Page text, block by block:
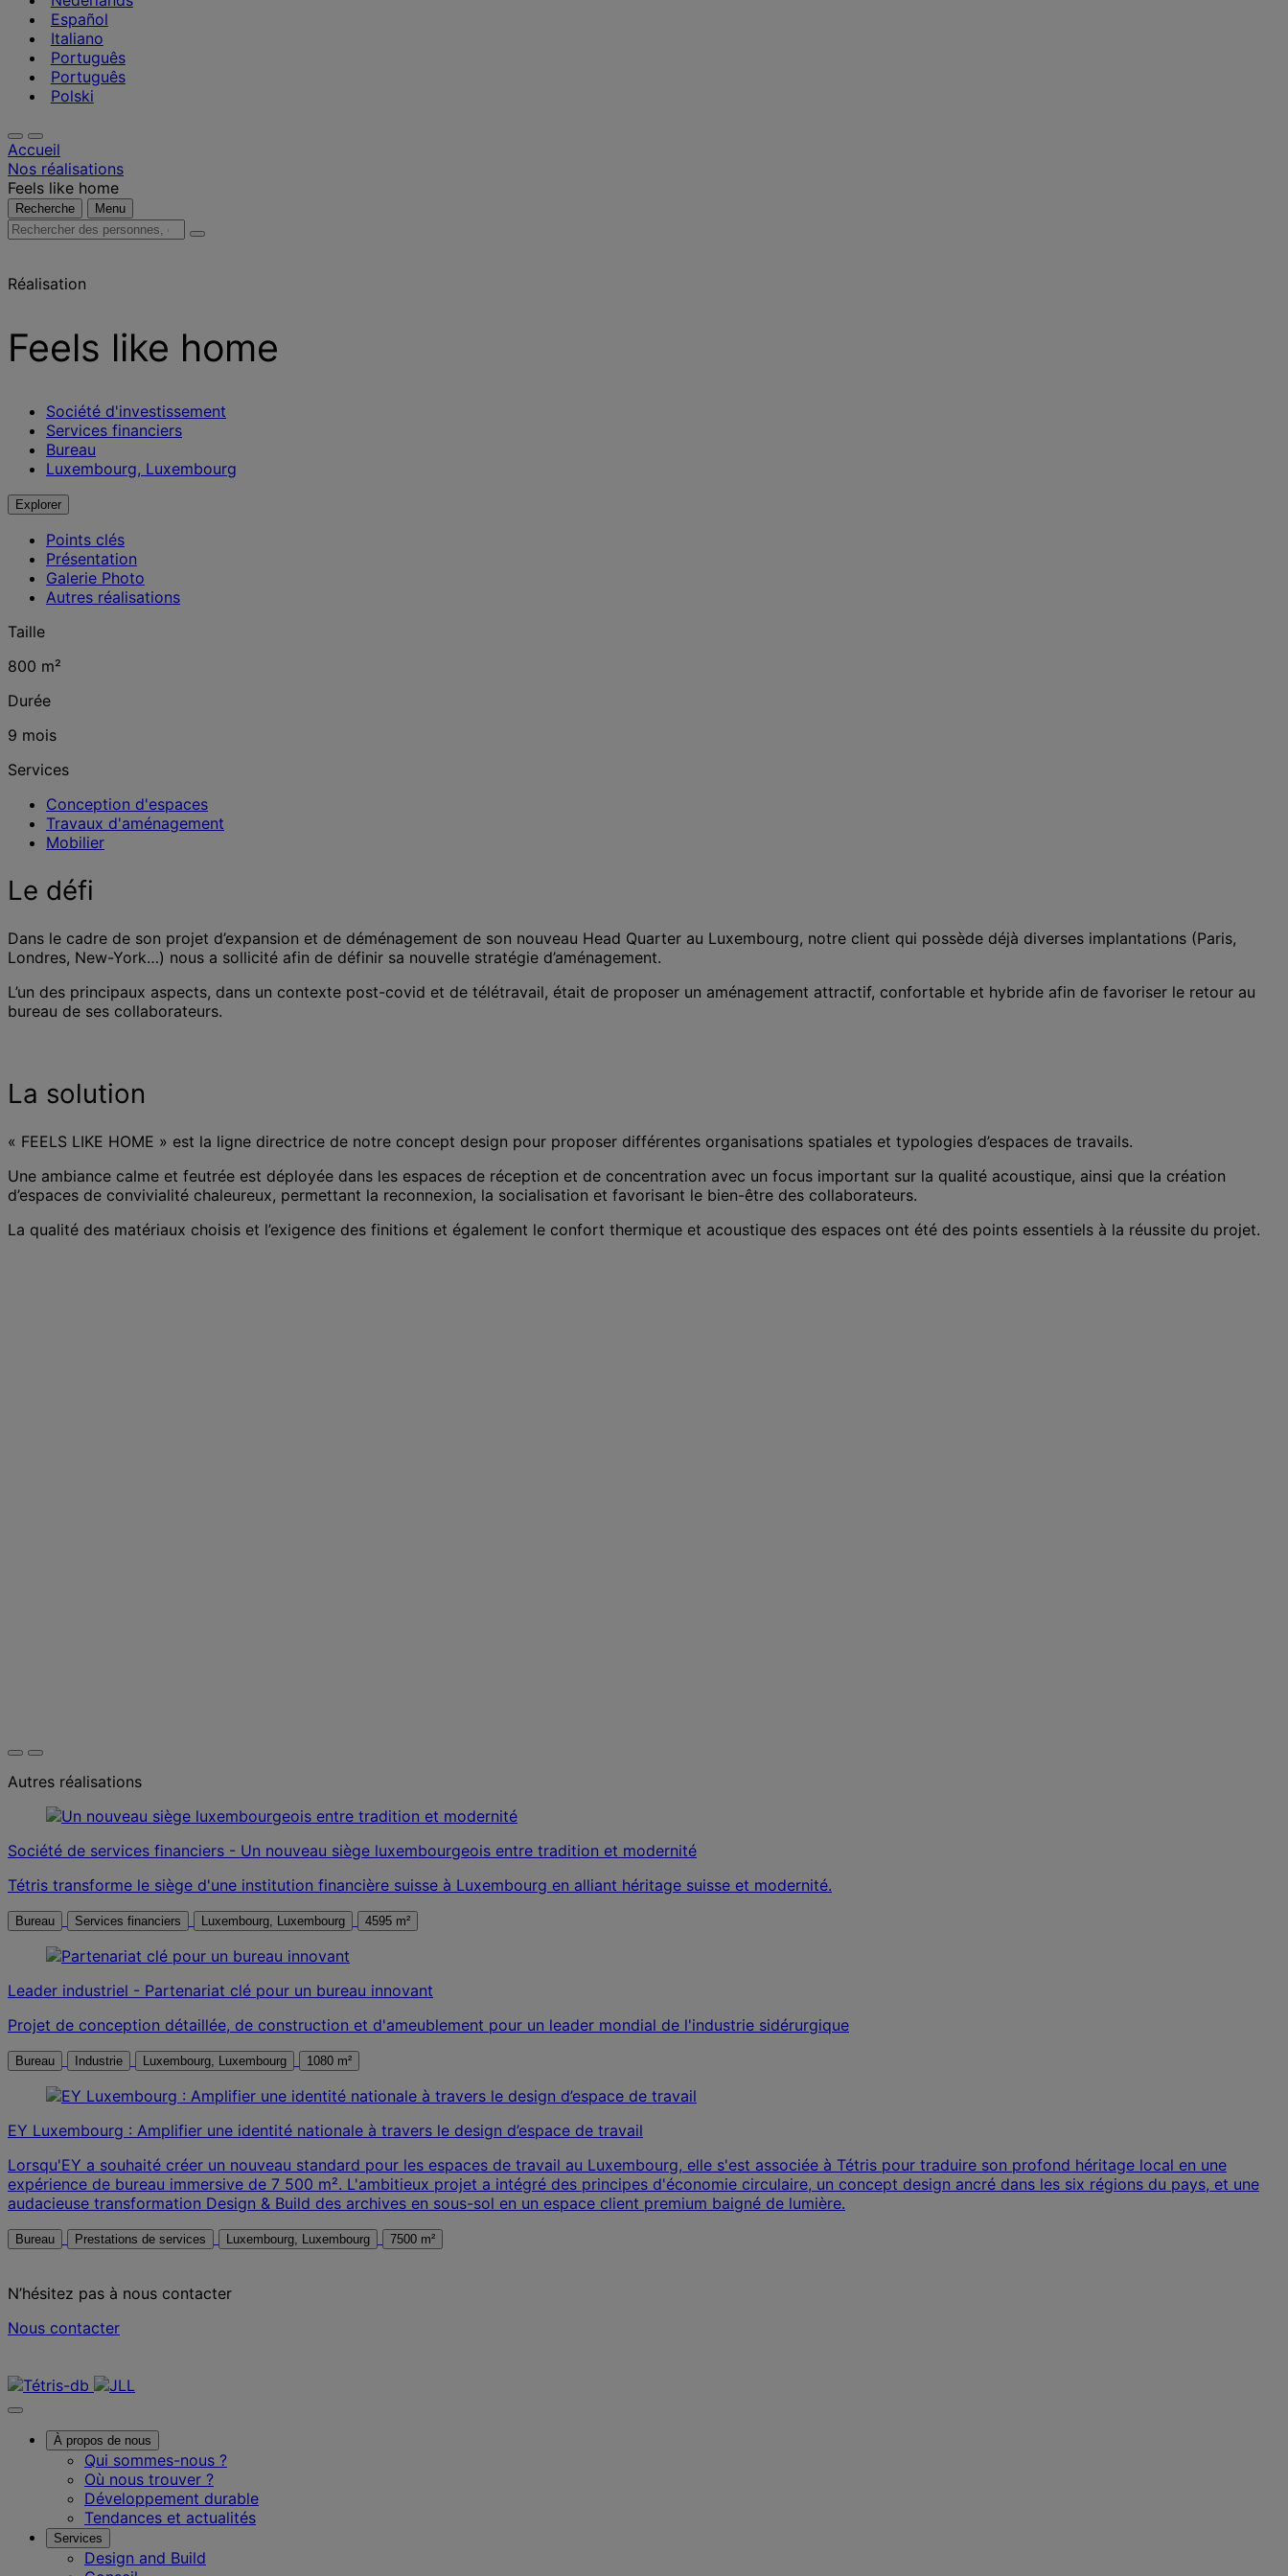
Español
Italiano
Português
Português
Polski
Accueil
Nos réalisations
Feels like home
Recherche Menu
Rechercher
des
actualités
et
informations
Réalisation
Feels like home
Société d'investissement
Services financiers
Bureau
Luxembourg, Luxembourg
Explorer
Points clés
Présentation
Galerie Photo
Autres réalisations
Taille
800 m²
Durée
9 mois
Services
Conception d'espaces
Travaux d'aménagement
Mobilier
Le défi
Dans le cadre de son projet d’expansion et de déménagement de son nouveau Head Quarter au Luxembourg, notre client qui possède déjà diverses implantations (Paris,
Londres, New-York…) nous a sollicité afin de définir sa nouvelle stratégie d’aménagement.
L’un des principaux aspects, dans un contexte post-covid et de télétravail, était de proposer un aménagement attractif, confortable et hybride afin de favoriser le retour au
bureau de ses collaborateurs.
La solution
« FEELS LIKE HOME » est la ligne directrice de notre concept design pour proposer différentes organisations spatiales et typologies d’espaces de travails.
Une ambiance calme et feutrée est déployée dans les espaces de réception et de concentration avec un focus important sur la qualité acoustique, ainsi que la création
d’espaces de convivialité chaleureux, permettant la reconnexion, la socialisation et favorisant le bien-être des collaborateurs.
La qualité des matériaux choisis et l’exigence des finitions et également le confort thermique et acoustique des espaces ont été des points essentiels à la réussite du projet.
Autres réalisations
Société de services financiers - Un nouveau siège luxembourgeois entre tradition et modernité
Tétris transforme le siège d'une institution financière suisse à Luxembourg en alliant héritage suisse et modernité.
Bureau Services financiers Luxembourg, Luxembourg 4595 m²
Leader industriel - Partenariat clé pour un bureau innovant
Projet de conception détaillée, de construction et d'ameublement pour un leader mondial de l'industrie sidérurgique
Bureau Industrie Luxembourg, Luxembourg 1080 m²
EY Luxembourg : Amplifier une identité nationale à travers le design d’espace de travail
Lorsqu'EY a souhaité créer un nouveau standard pour les espaces de travail au Luxembourg, elle s'est associée à Tétris pour traduire son profond héritage local en une
expérience de bureau immersive de 7 500 m². L'ambitieux projet a intégré des principes d'économie circulaire, un concept design ancré dans les six régions du pays, et une
audacieuse transformation Design & Build des archives en sous-sol en un espace client premium baigné de lumière.
Bureau Prestations de services Luxembourg, Luxembourg 7500 m²
N’hésitez pas à nous contacter
Nous contacter
À propos de nous
Qui sommes-nous ?
Où nous trouver ?
Développement durable
Tendances et actualités
Services
Design and Build